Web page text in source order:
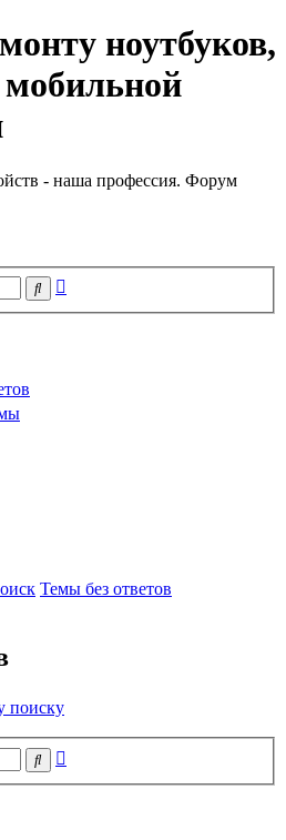
ноутбуков,
- наша профессия. Форум
Поиск
Темы без ответов
поиску
Поиск